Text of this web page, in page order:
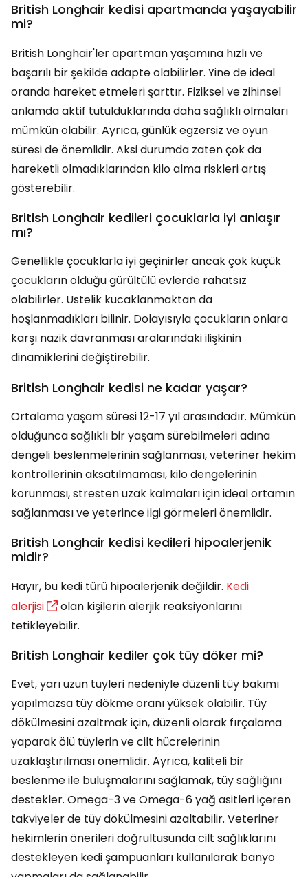
British Longhair kedisi apartmanda yaşayabilir
mi?
British Longhair'ler apartman yaşamına hızlı ve
başarılı bir şekilde adapte olabilirler. Yine de ideal
oranda hareket etmeleri şarttır. Fiziksel ve zihinsel
anlamda aktif tutulduklarında daha sağlıklı olmaları
mümkün olabilir. Ayrıca, günlük egzersiz ve oyun
süresi de önemlidir. Aksi durumda zaten çok da
hareketli olmadıklarından kilo alma riskleri artış
gösterebilir.
British Longhair kedileri çocuklarla iyi anlaşır
mı?
Genellikle çocuklarla iyi geçinirler ancak çok küçük
çocukların olduğu gürültülü evlerde rahatsız
olabilirler. Üstelik kucaklanmaktan da
hoşlanmadıkları bilinir. Dolayısıyla çocukların onlara
karşı nazik davranması aralarındaki ilişkinin
dinamiklerini değiştirebilir.
British Longhair kedisi ne kadar yaşar?
Ortalama yaşam süresi 12-17 yıl arasındadır. Mümkün
olduğunca sağlıklı bir yaşam sürebilmeleri adına
dengeli beslenmelerinin sağlanması, veteriner hekim
kontrollerinin aksatılmaması, kilo dengelerinin
korunması, stresten uzak kalmaları için ideal ortamın
sağlanması ve yeterince ilgi görmeleri önemlidir.
British Longhair kedisi kedileri hipoalerjenik
midir?
Hayır, bu kedi türü hipoalerjenik değildir. Kedi
alerjisi
olan kişilerin alerjik reaksiyonlarını
tetikleyebilir.
British Longhair kediler çok tüy döker mi?
Evet, yarı uzun tüyleri nedeniyle düzenli tüy bakımı
yapılmazsa tüy dökme oranı yüksek olabilir. Tüy
dökülmesini azaltmak için, düzenli olarak fırçalama
yaparak ölü tüylerin ve cilt hücrelerinin
uzaklaştırılması önemlidir. Ayrıca, kaliteli bir
beslenme ile buluşmalarını sağlamak, tüy sağlığını
destekler. Omega-3 ve Omega-6 yağ asitleri içeren
takviyeler de tüy dökülmesini azaltabilir. Veteriner
hekimlerin önerileri doğrultusunda cilt sağlıklarını
destekleyen kedi şampuanları kullanılarak banyo